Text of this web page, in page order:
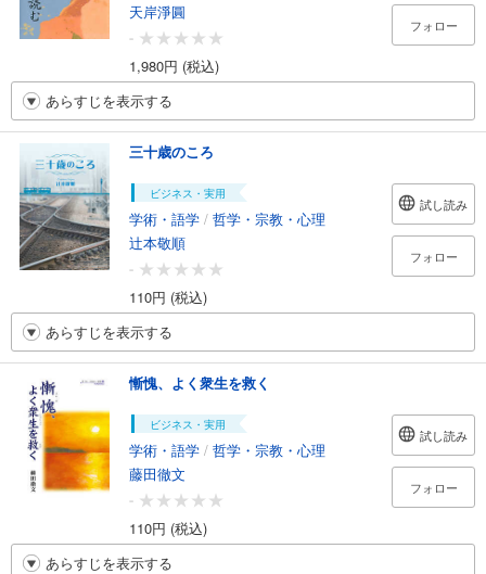
天岸淨圓
-
1,980円 (税込)
フォロー
あらすじを表示する
三十歳のころ
ビジネス・実用
学術・語学 / 哲学・宗教・心理
辻本敬順
-
110円 (税込)
試し読み
フォロー
あらすじを表示する
慚愧、よく衆生を救く
ビジネス・実用
学術・語学 / 哲学・宗教・心理
藤田徹文
-
110円 (税込)
試し読み
フォロー
あらすじを表示する